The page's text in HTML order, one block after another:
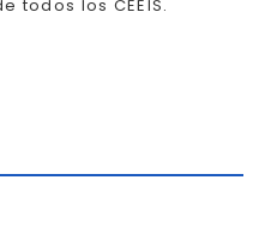
todos los CEEIS.